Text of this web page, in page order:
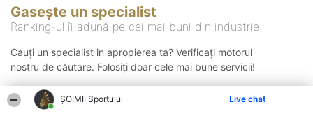
ȘOIMII Sportului Live chat
Gasește un specialist
Ranking-ul îi adună pe cei mai buni din industrie
Cauți un specialist in apropierea ta? Verificați motorul
nostru de căutare. Folosiți doar cele mai bune servicii!